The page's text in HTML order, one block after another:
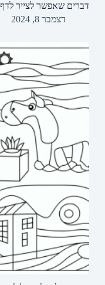
דברים שאפשר לצייר
דצמבר 8, 2024